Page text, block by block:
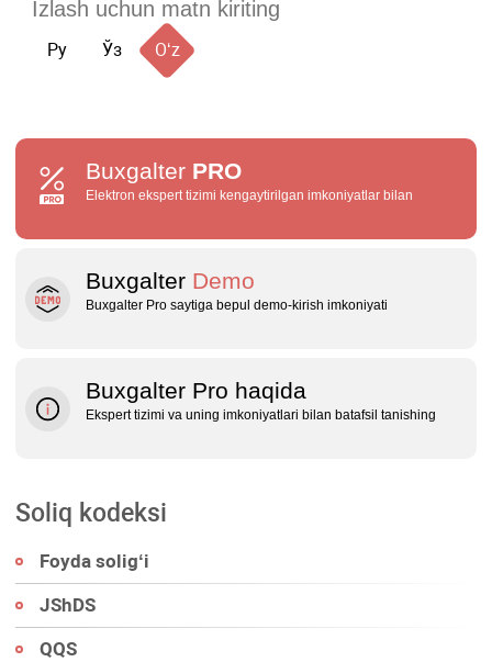
Ру Ўз Oʻz
Buxgalter PRO
Elektron ekspert tizimi kengaytirilgan imkoniyatlar bilan
Buxgalter Demo
Buxgalter Pro saytiga bepul demo‑kirish imkoniyati
Buxgalter Pro haqida
Ekspert tizimi va uning imkoniyatlari bilan batafsil tanishing
Soliq kodeksi
Foyda soligʻi
JShDS
QQS